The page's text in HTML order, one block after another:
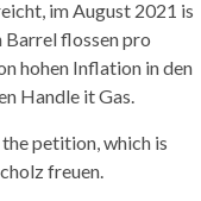
im August 2021 is
flossen pro
hohen Inflation in den
Handle it Gas.
petition, which is
freuen.